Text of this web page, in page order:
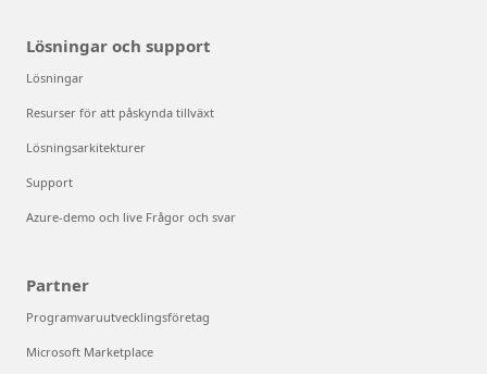
Lösningar och support
Lösningar
Resurser för att påskynda tillväxt
Lösningsarkitekturer
Support
Azure-demo och live Frågor och svar
Partner
Programvaruutvecklingsföretag
Microsoft Marketplace